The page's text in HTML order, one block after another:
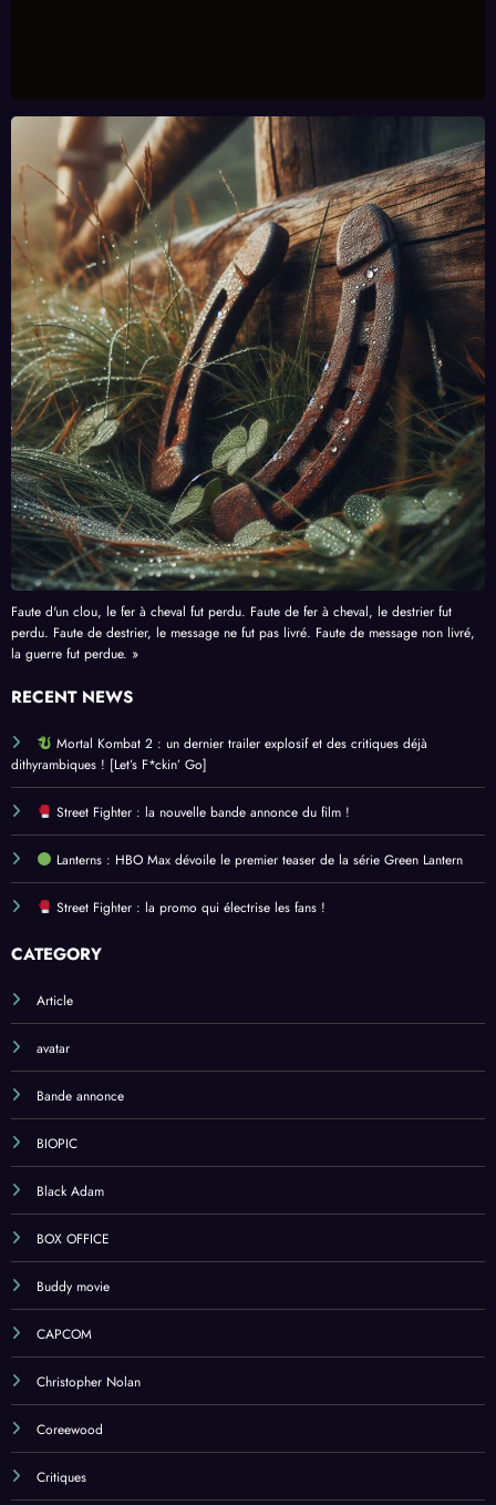
Faute d'un clou, le fer à cheval fut perdu. Faute de fer à cheval, le destrier fut
perdu. Faute de destrier, le message ne fut pas livré. Faute de message non livré,
la guerre fut perdue. »
RECENT NEWS
Mortal Kombat 2 : un dernier trailer explosif et des critiques déjà
dithyrambiques ! [Let’s F*ckin’ Go]
Street Fighter : la nouvelle bande annonce du film !
Lanterns : HBO Max dévoile le premier teaser de la série Green Lantern
Street Fighter : la promo qui électrise les fans !
CATEGORY
Article
avatar
Bande annonce
BIOPIC
Black Adam
BOX OFFICE
Buddy movie
CAPCOM
Christopher Nolan
Coreewood
Critiques